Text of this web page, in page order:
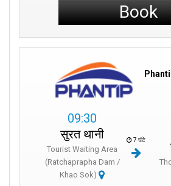
Book
09:30
सुरत थानी
Tourist Waiting Area
(Ratchaprapha Dam /
Khao Sok)
7 घंटे